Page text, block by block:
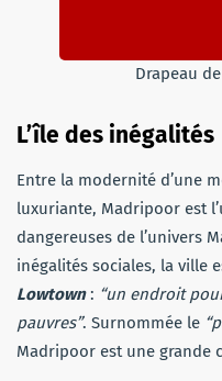
Drapeau
L’île des inégalités
Entre la modernité d’une
luxuriante, Madripoor est
dangereuses de l’univers
inégalités sociales, la ville
Lowtown: “un endroit
pauvres”. Surnommée le
Madripoor est une grande